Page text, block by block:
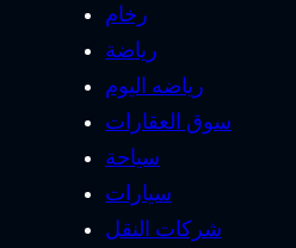
رخام
رياضة
رياضه اليوم
سوق العقارات
سياحة
سيارات
شركات النقل